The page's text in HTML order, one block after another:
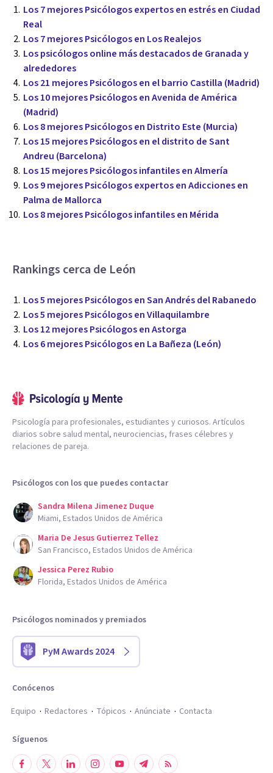
Los 7 mejores Psicólogos expertos en estrés en Ciudad
Real
Los 7 mejores Psicólogos en Los Realejos
Los psicólogos online más destacados de Granada y
alrededores
Los 21 mejores Psicólogos en el barrio Castilla (Madrid)
Los 10 mejores Psicólogos en Avenida de América
(Madrid)
Los 8 mejores Psicólogos en Distrito Este (Murcia)
Los 15 mejores Psicólogos en el distrito de Sant
Andreu (Barcelona)
Los 15 mejores Psicólogos infantiles en Almería
Los 9 mejores Psicólogos expertos en Adicciones en
Palma de Mallorca
Los 8 mejores Psicólogos infantiles en Mérida
Rankings cerca de León
Los 5 mejores Psicólogos en San Andrés del Rabanedo
Los 5 mejores Psicólogos en Villaquilambre
Los 12 mejores Psicólogos en Astorga
Los 6 mejores Psicólogos en La Bañeza (León)
Psicología para profesionales, estudiantes y curiosos. Artículos
diarios sobre salud mental, neurociencias, frases célebres y
relaciones de pareja.
Psicólogos con los que puedes contactar
Sandra Milena Jimenez Duque
Miami, Estados Unidos de América
Maria De Jesus Gutierrez Tellez
San Francisco, Estados Unidos de América
Jessica Perez Rubio
Florida, Estados Unidos de América
Psicólogos nominados y premiados
PyM Awards 2024
Conócenos
Equipo
Redactores Tópicos Anúnciate Contacta
Síguenos